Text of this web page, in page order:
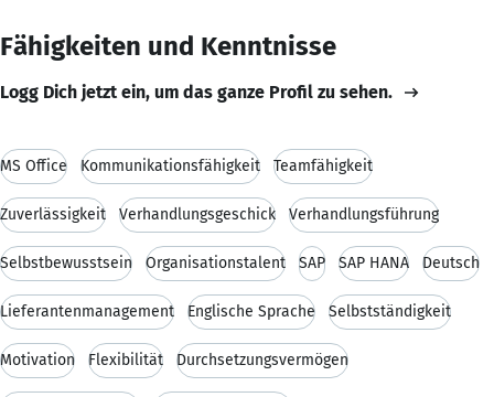
Fähigkeiten und Kenntnisse
Logg Dich jetzt ein, um das ganze Profil zu sehen.
MS Office Kommunikationsfähigkeit Teamfähigkeit
Zuverlässigkeit Verhandlungsgeschick Verhandlungsführung
Selbstbewusstsein Organisationstalent SAP SAP HANA Deutsch
Lieferantenmanagement Englische Sprache Selbstständigkeit
Motivation Flexibilität Durchsetzungsvermögen